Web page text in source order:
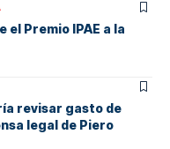
el Premio IPAE a la
revisar gasto de
legal de Piero